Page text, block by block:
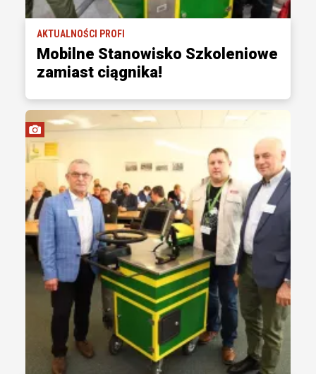
AKTUALNOŚCI PROFI
Mobilne Stanowisko Szkoleniowe
zamiast ciągnika!